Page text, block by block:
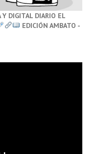
Y DIGITAL DIARIO EL
EDICIÓN AMBATO -